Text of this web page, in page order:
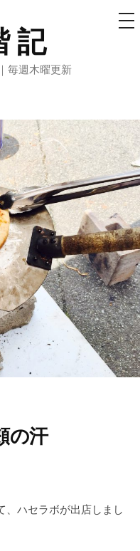
記
毎週木曜更新
メ
ニ
の汗
、ハセラボが出店しまし